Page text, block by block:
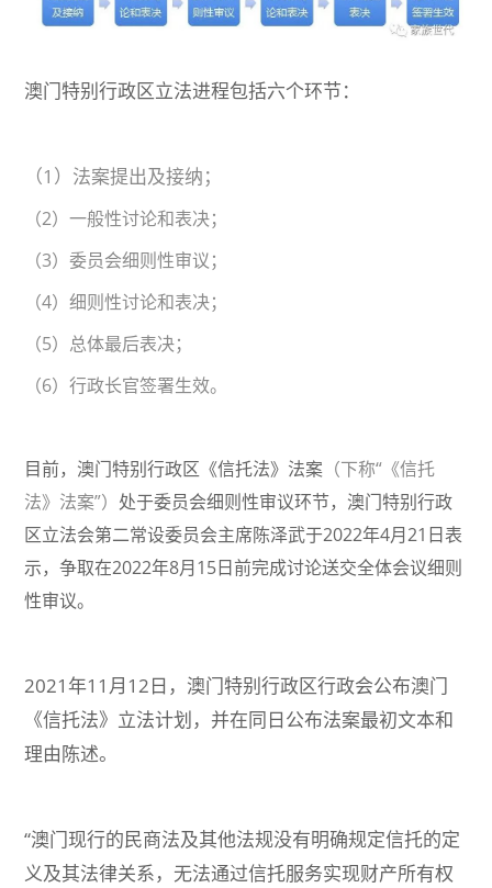
澳门特别行政区立法进程包括六个环节：
（1）法案提出及接纳；
（2）一般性讨论和表决；
（3）委员会细则性审议；
（4）细则性讨论和表决；
（5）总体最后表决；
（6）行政长官签署生效。
目前，澳门特别行政区《信托法》法案 （下称“《信托
法》法案”） 处于委员会细则性审议环节，澳门特别行政
区立法会第二常设委员会主席陈泽武于2022年4月21日表
示，争取在2022年8月15日前完成讨论送交全体会议细则
性审议。
2021年11月12日，澳门特别行政区行政会公布澳门
《信托法》立法计划，并在同日公布法案最初文本和
理由陈述。
“澳门现行的民商法及其他法规没有明确规定信托的定
义及其法律关系，无法通过信托服务实现财产所有权